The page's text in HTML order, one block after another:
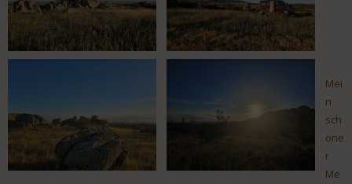
Mei
n
sch
öne
r
Me